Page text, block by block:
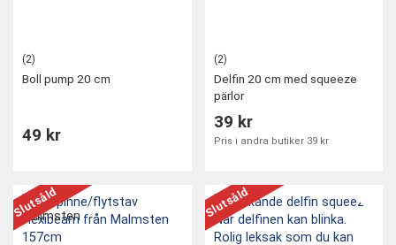
(2)
Boll pump 20 cm
49 kr
(2)
Delfin 20 cm med squeeze
pärlor
39 kr
Pris i andra butiker 39 kr
Slutsåld Slutsåld